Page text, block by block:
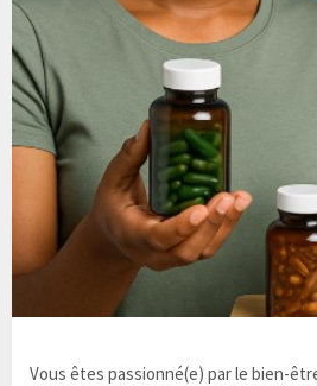
Vous êtes passionné(e) par le bien-